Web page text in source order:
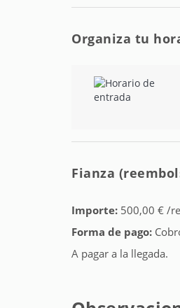
Organiza tu
Fianza
Importe: 500,00 € /
Forma de pago:
A pagar a la llegada.